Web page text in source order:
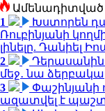
Ամենադիտված
1
Խստորեն
Ռուբինյանի
լինելը. Դանիել
2
Դերասանին
մեջ․ նա
3
Փաշինյանի
ազատվել է